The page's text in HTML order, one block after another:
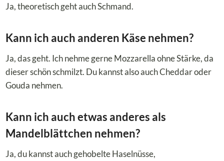
Ja, theoretisch geht auch Schmand.
Kann ich auch anderen Käse nehmen?
Ja, das geht. Ich nehme gerne Mozzarella ohne Stärke, da
dieser schön schmilzt. Du kannst also auch Cheddar oder
Gouda nehmen.
Kann ich auch etwas anderes als
Mandelblättchen nehmen?
Ja, du kannst auch gehobelte Haselnüsse,